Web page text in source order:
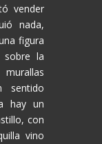
vender
nada,
figura
sobre la
sentido
hay un
con
vino